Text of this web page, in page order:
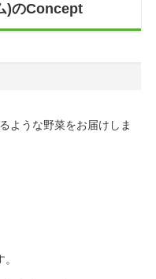
)のConcept
ような野菜をお届けしま